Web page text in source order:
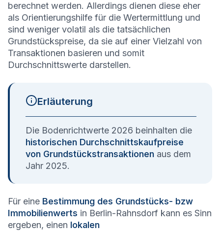
berechnet werden. Allerdings dienen diese eher
als Orientierungshilfe für die Wertermittlung und
sind weniger volatil als die tatsächlichen
Grundstückspreise, da sie auf einer Vielzahl von
Transaktionen basieren und somit
Durchschnittswerte darstellen.
Erläuterung
Die Bodenrichtwerte 2026 beinhalten die
historischen Durchschnittskaufpreise
von Grundstückstransaktionen aus dem
Jahr 2025.
Für eine Bestimmung des Grundstücks- bzw
Immobilienwerts in Berlin-Rahnsdorf kann es Sinn
ergeben, einen lokalen